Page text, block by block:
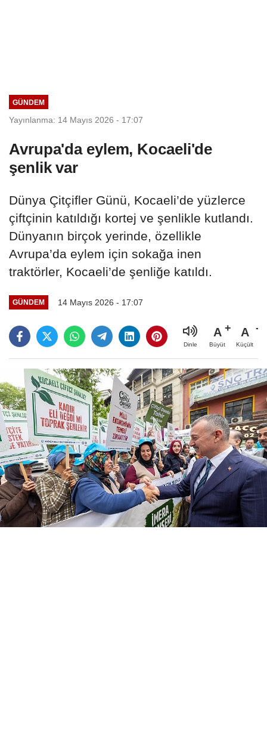
GÜNDEM
Yayınlanma: 14 Mayıs 2026 - 17:07
Avrupa'da eylem, Kocaeli'de
şenlik var
Dünya Çitçifler Günü, Kocaeli’de yüzlerce
çiftçinin katıldığı kortej ve şenlikle kutlandı.
Dünyanın birçok yerinde, özellikle
Avrupa’da eylem için sokağa inen
traktörler, Kocaeli’de şenliğe katıldı.
GÜNDEM 14 Mayıs 2026 - 17:07
Dinle
A
Büyüt
A
Küçült